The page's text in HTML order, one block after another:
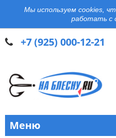
Мы используем cookies,
работать с
+7 (925) 000-12-21
Меню